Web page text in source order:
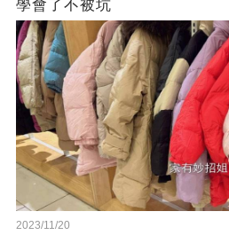
學會了不被坑
2023/11/20